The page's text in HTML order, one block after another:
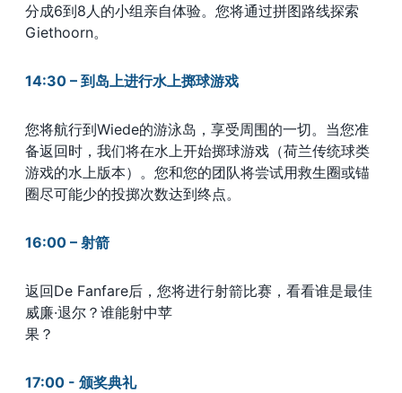
分成6到8人的小组亲自体验。您将通过拼图路线探索
Giethoorn。
14:30 – 到岛上进行水上掷球游戏
您将航行到Wiede的游泳岛，享受周围的一切。当您准
备返回时，我们将在水上开始掷球游戏（荷兰传统球类
游戏的水上版本）。您和您的团队将尝试用救生圈或锚
圈尽可能少的投掷次数达到终点。
16:00 – 射箭
返回De Fanfare后，您将进行射箭比赛，看看谁是最佳
威廉·退尔？谁能射中苹
果
17:00 - 颁奖典礼